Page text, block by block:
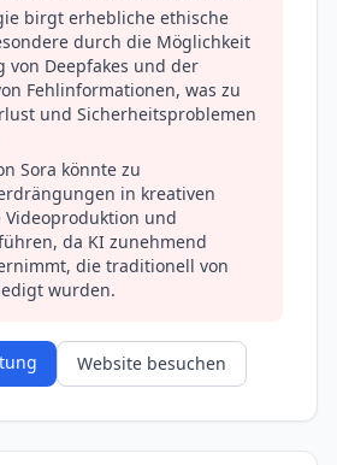
birgt erhebliche ethische
durch die Möglichkeit
von Deepfakes und der
Fehlinformationen, was zu
und Sicherheitsproblemen
Sora könnte zu
in kreativen
Videoproduktion und
da KI zunehmend
die traditionell von
wurden.
Website besuchen